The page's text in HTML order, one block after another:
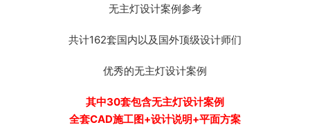
无主灯设计案例参考
共计162套国内以及国外顶级设计师们
优秀的无主灯设计案例
其中30套包含无主灯设计案例
全套CAD施工图+设计说明+平面方案